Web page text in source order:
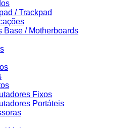
/ Trackpad
Base / Motherboards
Fixos
Portáteis